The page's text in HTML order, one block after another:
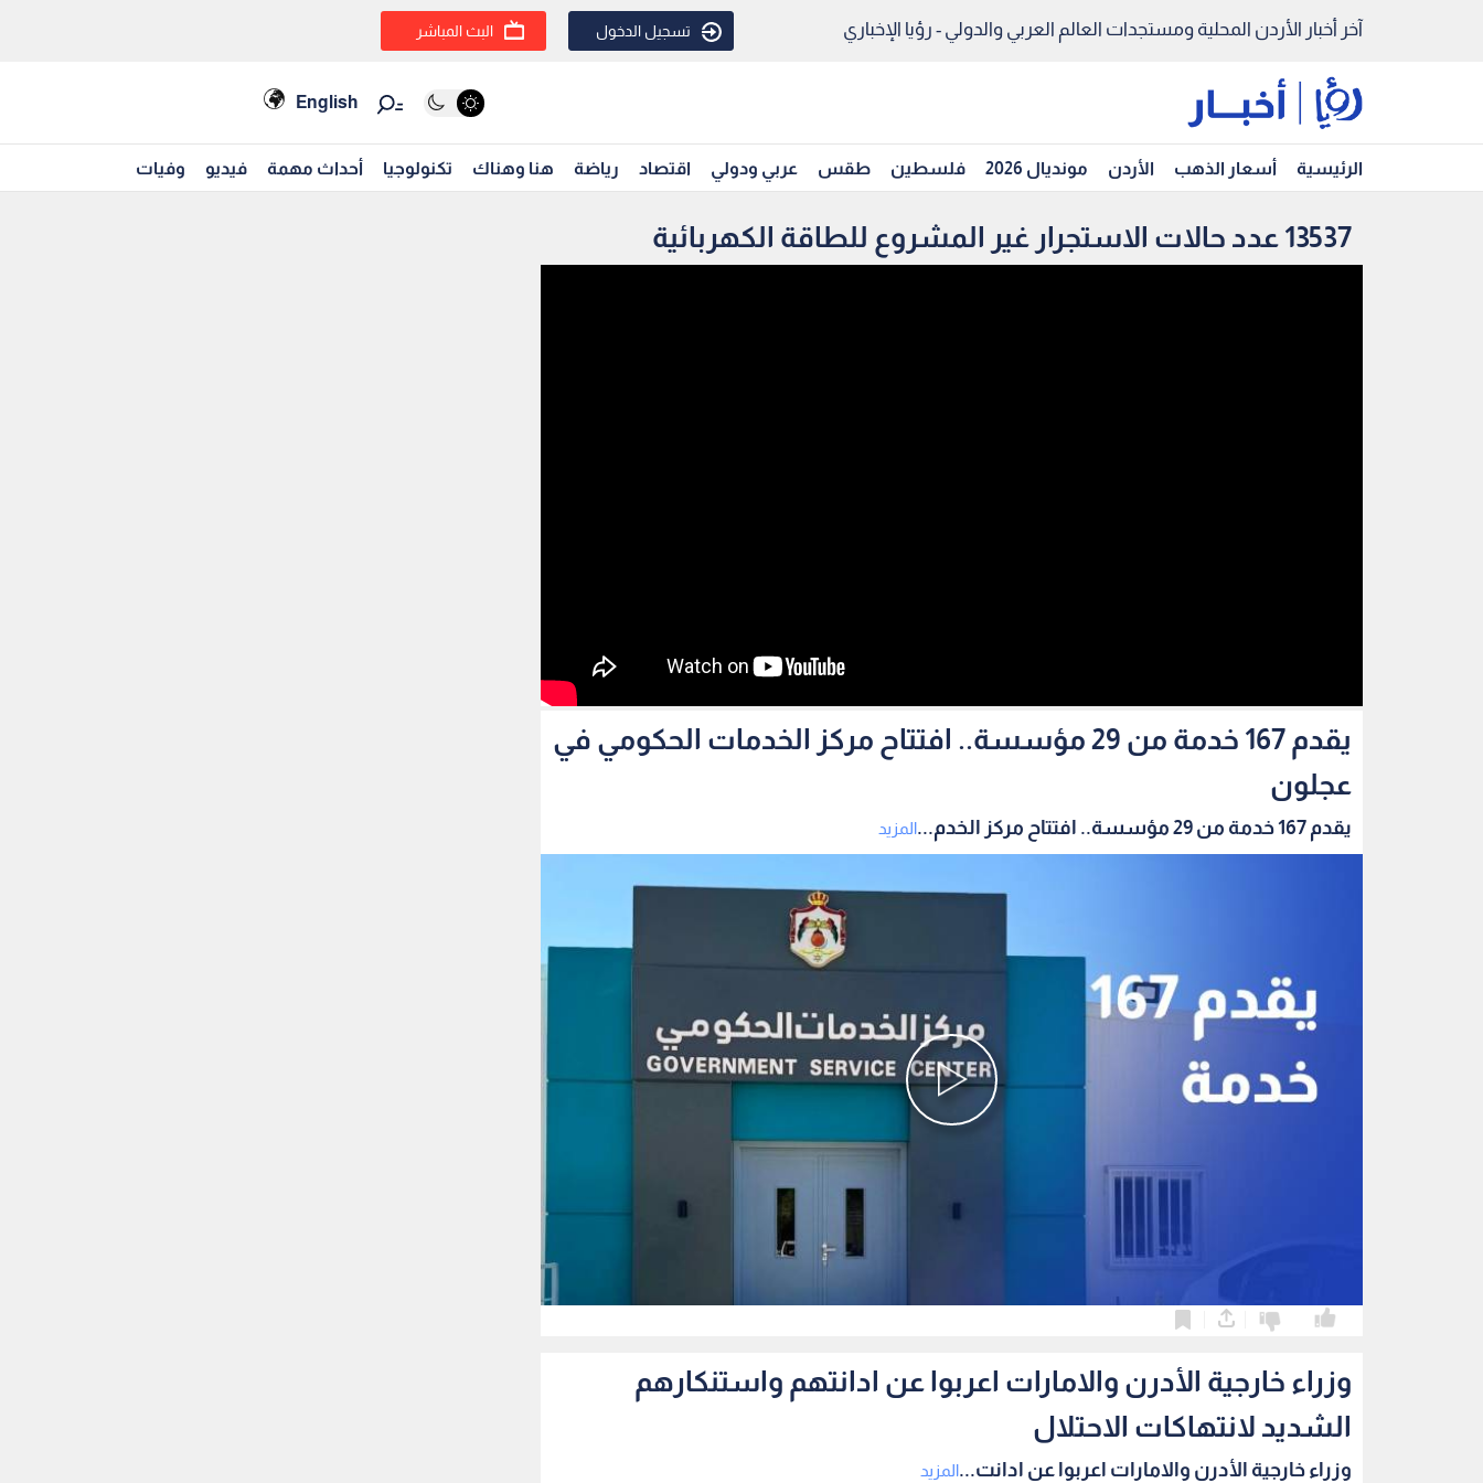
آخر أخبار الأردن المحلية ومستجدات العالم العربي والدولي - رؤيا الإخباري تسجيل الدخول البث المباشر
English
الرئيسية أسعار الذهب الأردن مونديال 2026 فلسطين طقس عربي ودولي اقتصاد رياضة هنا وهناك تكنولوجيا أحداث مهمة فيديو وفيات
13537 عدد حالات الاستجرار غير المشروع للطاقة الكهربائية
يقدم 167 خدمة من 29 مؤسسة.. افتتاح مركز الخدمات الحكومي في
عجلون
يقدم 167 خدمة من 29 مؤسسة.. افتتاح مركز الخدم... المزيد
وزراء خارجية الأدرن والامارات اعربوا عن ادانتهم واستنكارهم
الشديد لانتهاكات الاحتلال
وزراء خارجية الأدرن والامارات اعربوا عن ادانت...المزيد